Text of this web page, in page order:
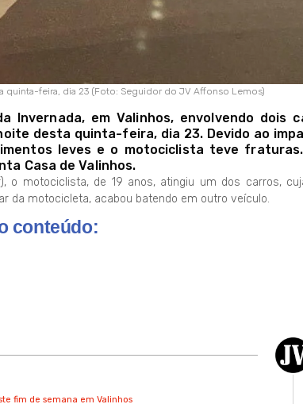
quinta-feira, dia 23 (Foto: Seguidor do JV Affonso Lemos)
Invernada, em Valinhos, envolvendo dois
desta quinta-feira, dia 23. Devido ao
leves e o motociclista teve
Casa de Valinhos.
o motociclista, de 19 anos, atingiu um dos carros,
da motocicleta, acabou batendo em outro veículo.
conteúdo:
fim de semana em Valinhos